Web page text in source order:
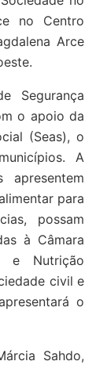
no Centro
Arce
Segurança
o apoio da
(Seas), o
A
apresentem
para
possam
à Câmara
e Nutrição
civil e
o
Sahdo,